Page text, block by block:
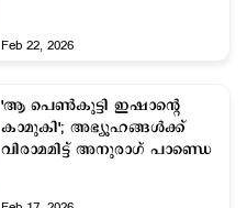
Feb 22, 2026
'ആ പെണ്‍കുട്ടി ഇഷാന്‍റെ
കാമുകി'; അഭ്യൂഹങ്ങള്‍ക്ക്
വിരാമമിട്ട് അനുരാഗ് പാണ്ഡെ